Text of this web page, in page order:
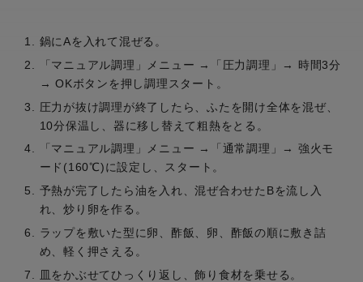
鍋にAを入れて混ぜる。
「マニュアル調理」メニュー →「圧力調理」→ 時間3分
→ OKボタンを押し調理スタート。
圧力が抜け調理が終了したら、ふたを開け全体を混ぜ、
10分保温し、器に移し替えて粗熱をとる。
「マニュアル調理」メニュー →「通常調理」→ 強火モ
ード(160℃)に設定し、スタート。
予熱が完了したら油を入れ、混ぜ合わせたBを流し入
れ、炒り卵を作る。
ラップを敷いた型に卵、酢飯、卵、酢飯の順に敷き詰
め、軽く押さえる。
皿をかぶせてひっくり返し、飾り食材を乗せる。